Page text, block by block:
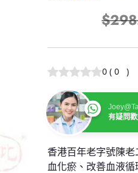
正
常
價
格
0( 0 )
有疑問
香港百年老字號陳
血化瘀、改善血液